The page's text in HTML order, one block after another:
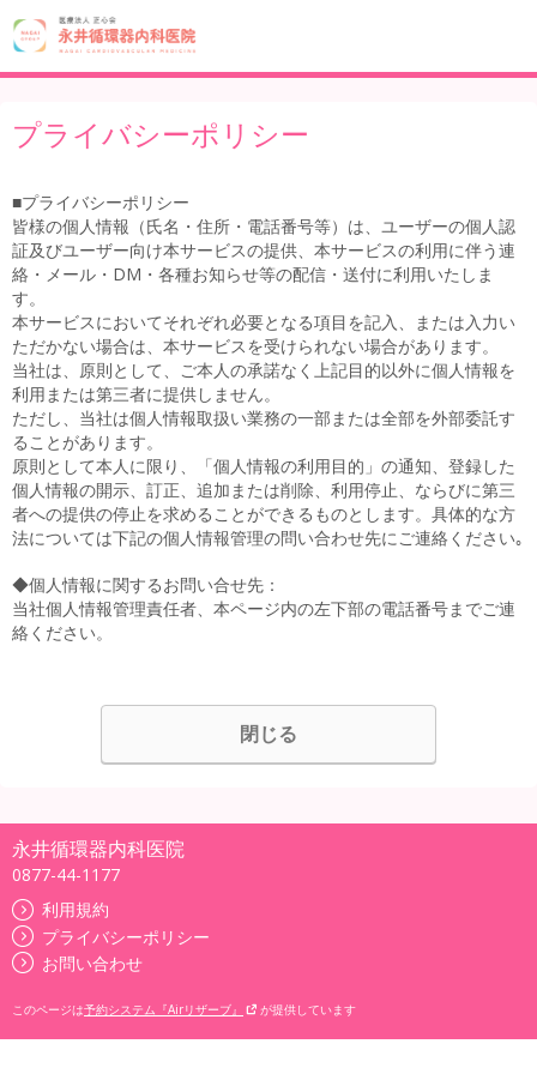
プライバシーポリシー
■プライバシーポリシー
皆様の個人情報（氏名・住所・電話番号等）は、ユーザーの個人認
証及びユーザー向け本サービスの提供、本サービスの利用に伴う連
絡・メール・DM・各種お知らせ等の配信・送付に利用いたしま
す。
本サービスにおいてそれぞれ必要となる項目を記入、または入力い
ただかない場合は、本サービスを受けられない場合があります。
当社は、原則として、ご本人の承諾なく上記目的以外に個人情報を
利用または第三者に提供しません。
ただし、当社は個人情報取扱い業務の一部または全部を外部委託す
ることがあります。
原則として本人に限り、「個人情報の利用目的」の通知、登録した
個人情報の開示、訂正、追加または削除、利用停止、ならびに第三
者への提供の停止を求めることができるものとします。具体的な方
法については下記の個人情報管理の問い合わせ先にご連絡ください｡
◆個人情報に関するお問い合せ先：
当社個人情報管理責任者、本ページ内の左下部の電話番号までご連
絡ください。
閉じる
永井循環器内科医院
0877-44-1177
利用規約
プライバシーポリシー
お問い合わせ
このページは予約システム『Airリザーブ』 が提供しています